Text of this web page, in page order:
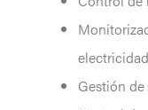
electricidad
Gestión